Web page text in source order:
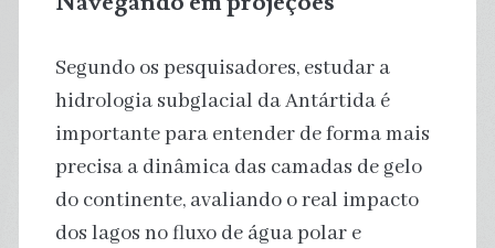
Segundo os pesquisadores, estudar a
hidrologia subglacial da Antártida é
importante para entender de forma mais
precisa a dinâmica das camadas de gelo
do continente, avaliando o real impacto
dos lagos no fluxo de água polar e